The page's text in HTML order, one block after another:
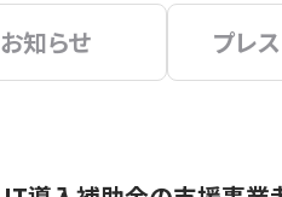
お知らせ プレ